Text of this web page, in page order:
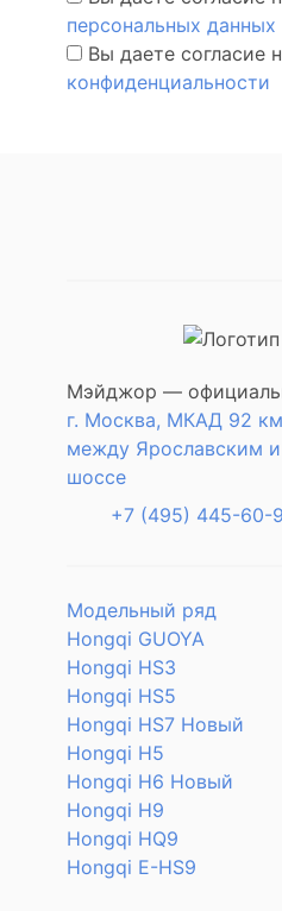
персональных данных
Вы даете согласие
конфиденциальности
Мэйджор —
г. Москва, МКАД 92
между Ярославским
шоссе
+7 (495) 445-60-
Модельный ряд
Hongqi GUOYA
Hongqi HS3
Hongqi HS5
Hongqi HS7 Новый
Hongqi H5
Hongqi H6 Новый
Hongqi H9
Hongqi HQ9
Hongqi E-HS9